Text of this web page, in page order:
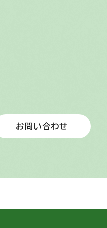
お問い合わせ